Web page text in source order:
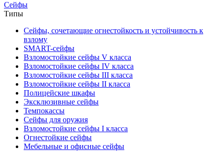
Сейфы
Типы
Сейфы, сочетающие огнестойкость и устойчивость к
взлому
SMART-сейфы
Взломостойкие сейфы V класса
Взломостойкие сейфы IV класса
Взломостойкие сейфы III класса
Взломостойкие сейфы II класса
Полицейские шкафы
Эксклюзивные сейфы
Темпокассы
Сейфы для оружия
Взломостойкие сейфы I класса
Огнестойкие сейфы
Мебельные и офисные сейфы